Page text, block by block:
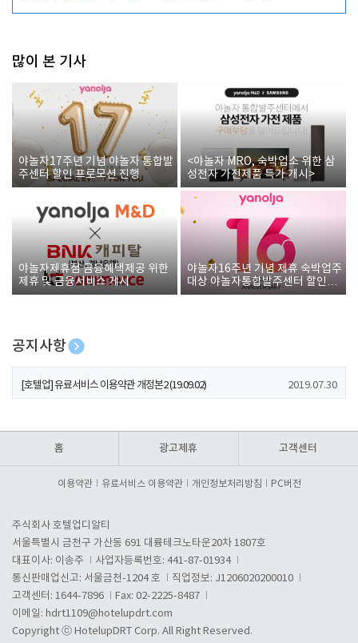
많이 본 기사
야놀자17주년 기념 야놀자 통합발
주센터 할인 프로모션 진행
<야놀자 MRO, 숙박업소 위한 삼
성전자 가전제품 특가 개시>
야놀자제휴점 금융혜택제공 위한
제휴 및 금융서비스 게시
야놀자16주년 기념 제휴 숙박업주
대상 야놀자통합발주센터 할인쿠
폰 증정
공지사항
[호텔업] 개인정보 처리방침 개정본1 (19.09.02)
[호텔업] 유료서비스 이용약관 개정본2 (19.09.02) 2019.07.30
홈 광고제휴 고객센터
이용약관 유료서비스 이용약관 개인정보처리방침 PC버전
주식회사 호텔업디알티
서울특별시 금천구 가산동 691 대륭테크노타운20차 1807호
대표이사: 이송주
사업자등록번호: 441-87-01934
통신판매업신고: 서울금천-1204 호
직업정보: J1206020200010
고객센터: 1644-7896
Fax: 02-2225-8487
이메일: hdrt1109@hotelupdrt.com
Copyright ⓒ HotelupDRT Corp. All Right Reserved.